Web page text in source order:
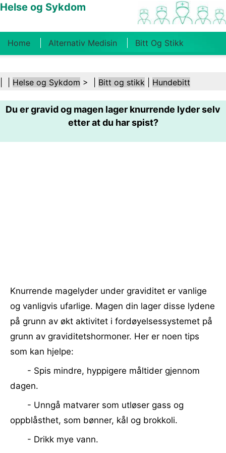
Helse og Sykdom
Home Alternativ Medisin Bitt Og Stikk
Kosthold Og Ernæring Familiehelse
Helsebransjen Psykisk Helse Folkehelse Og
Helse og Sykdom > | Bitt og stikk Hundebitt
Du er gravid og magen lager knurrende lyder selv
etter at du har spist?
Knurrende magelyder under graviditet er vanlige
og vanligvis ufarlige. Magen din lager disse lydene
på grunn av økt aktivitet i fordøyelsessystemet på
grunn av graviditetshormoner. Her er noen tips
som kan hjelpe:
- Spis mindre, hyppigere måltider gjennom
dagen.
- Unngå matvarer som utløser gass og
oppblåsthet, som bønner, kål og brokkoli.
- Drikk mye vann.